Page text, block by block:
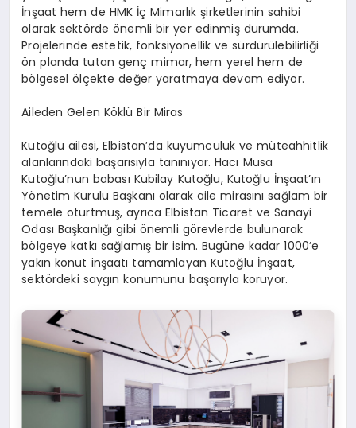
İnşaat hem de HMK İç Mimarlık şirketlerinin sahibi
olarak sektörde önemli bir yer edinmiş durumda.
Projelerinde estetik, fonksiyonellik ve sürdürülebilirliği
ön planda tutan genç mimar, hem yerel hem de
bölgesel ölçekte değer yaratmaya devam ediyor.
Aileden Gelen Köklü Bir Miras
Kutoğlu ailesi, Elbistan’da kuyumculuk ve müteahhitlik
alanlarındaki başarısıyla tanınıyor. Hacı Musa
Kutoğlu’nun babası Kubilay Kutoğlu, Kutoğlu İnşaat’ın
Yönetim Kurulu Başkanı olarak aile mirasını sağlam bir
temele oturtmuş, ayrıca Elbistan Ticaret ve Sanayi
Odası Başkanlığı gibi önemli görevlerde bulunarak
bölgeye katkı sağlamış bir isim. Bugüne kadar 1000’e
yakın konut inşaatı tamamlayan Kutoğlu İnşaat,
sektördeki saygın konumunu başarıyla koruyor.